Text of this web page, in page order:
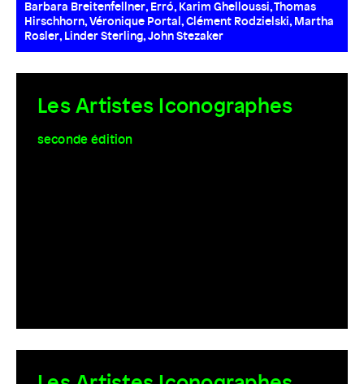
Barbara Breitenfellner, Erró, Karim Ghelloussi, Thomas
Hirschhorn, Véronique Portal, Clément Rodzielski, Martha
Rosler, Linder Sterling, John Stezaker
Les Artistes Iconographes
seconde édition